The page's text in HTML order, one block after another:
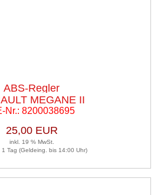
ABS-Regler
MEGANE II
Nr.: 8200038695
25,00 EUR
inkl. 19 % MwSt.
1 Tag (Geldeing. bis 14:00 Uhr)